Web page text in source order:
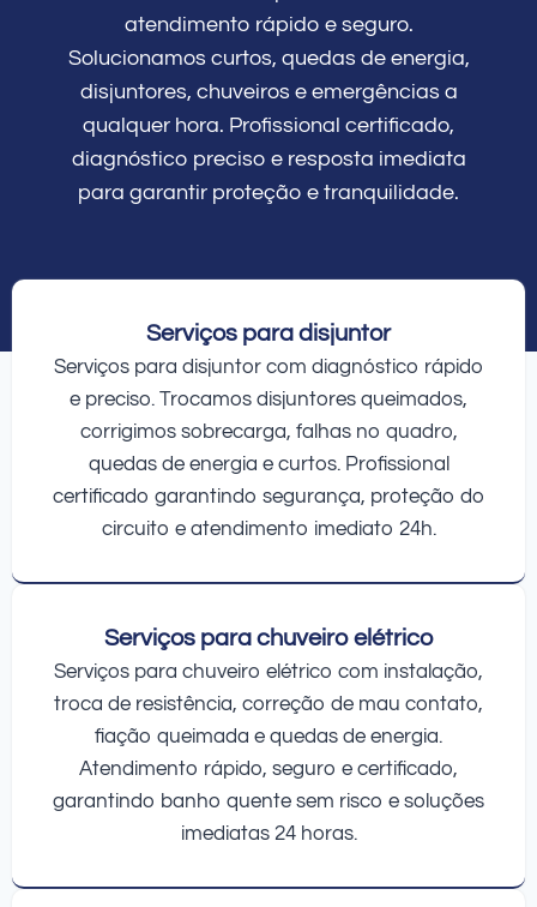
atendimento rápido e seguro.
Solucionamos curtos, quedas de energia,
disjuntores, chuveiros e emergências a
qualquer hora. Profissional certificado,
diagnóstico preciso e resposta imediata
para garantir proteção e tranquilidade.
Serviços para disjuntor
Serviços para disjuntor com diagnóstico rápido
e preciso. Trocamos disjuntores queimados,
corrigimos sobrecarga, falhas no quadro,
quedas de energia e curtos. Profissional
certificado garantindo segurança, proteção do
circuito e atendimento imediato 24h.
Serviços para chuveiro elétrico
Serviços para chuveiro elétrico com instalação,
troca de resistência, correção de mau contato,
fiação queimada e quedas de energia.
Atendimento rápido, seguro e certificado,
garantindo banho quente sem risco e soluções
imediatas 24 horas.